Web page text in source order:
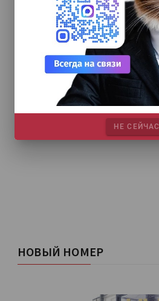
НОВЫЙ НОМЕР
НЕ СЕЙЧАС